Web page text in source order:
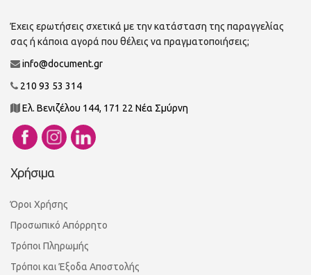
Έχεις ερωτήσεις σχετικά με την κατάσταση της παραγγελίας
σας ή κάποια αγορά που θέλεις να πραγματοποιήσεις;
info@document.gr
210 93 53 314
Ελ. Βενιζέλου 144, 171 22 Νέα Σμύρνη
Χρήσιμα
Όροι Χρήσης
Προσωπικό Απόρρητο
Τρόποι Πληρωμής
Τρόποι και Έξοδα Αποστολής